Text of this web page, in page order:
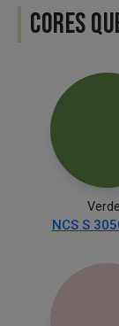
CORES
NCS S